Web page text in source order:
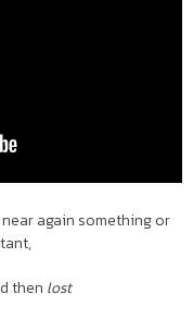
again something or
then lost